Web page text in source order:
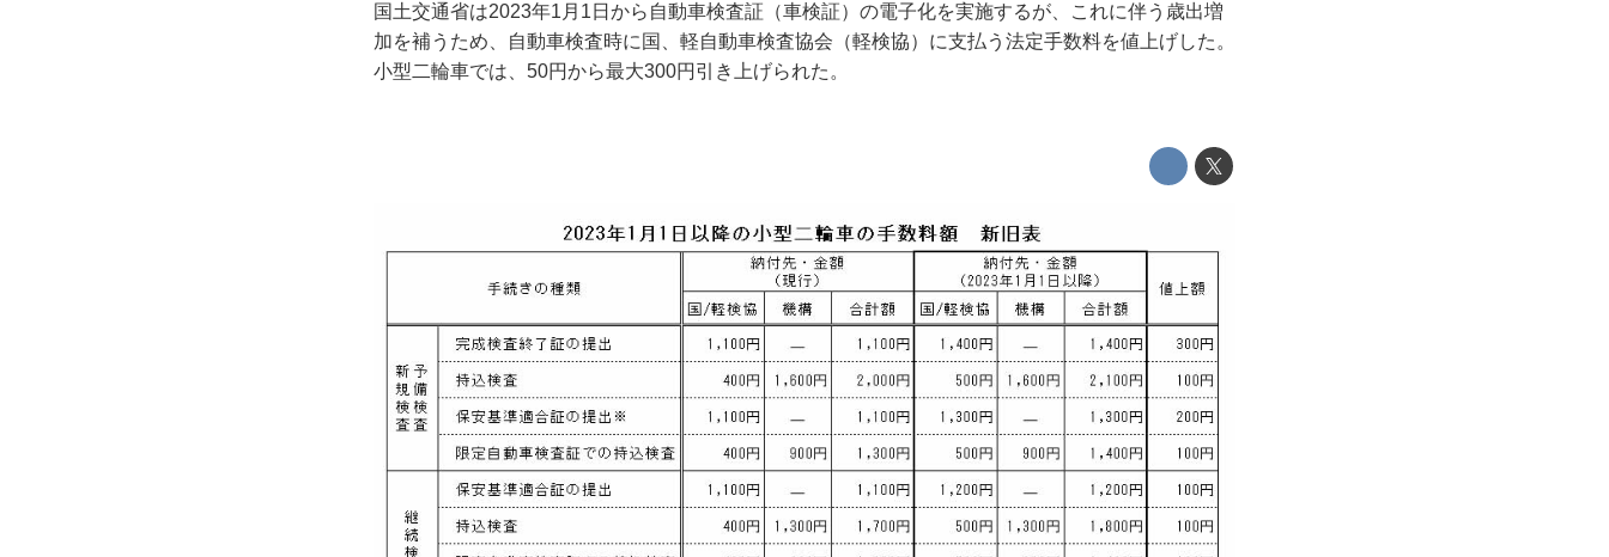
国土交通省は2023年1月1日から自動車検査証（車検証）の電子化を実施するが、これに伴う歳出増
加を補うため、自動車検査時に国、軽自動車検査協会（軽検協）に支払う法定手数料を値上げした。
小型二輪車では、50円から最大300円引き上げられた。